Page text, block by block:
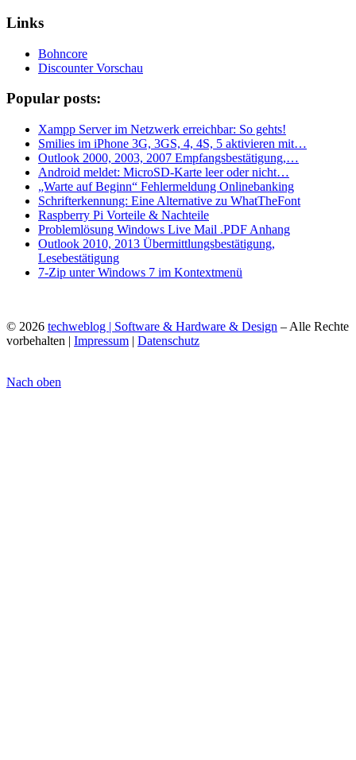
Links
Bohncore
Discounter Vorschau
Popular posts:
Xampp Server im Netzwerk erreichbar: So gehts!
Smilies im iPhone 3G, 3GS, 4, 4S, 5 aktivieren mit…
Outlook 2000, 2003, 2007 Empfangsbestätigung,…
Android meldet: MicroSD-Karte leer oder nicht…
„Warte auf Beginn“ Fehlermeldung Onlinebanking
Schrifterkennung: Eine Alternative zu WhatTheFont
Raspberry Pi Vorteile & Nachteile
Problemlösung Windows Live Mail .PDF Anhang
Outlook 2010, 2013 Übermittlungsbestätigung,
Lesebestätigung
7-Zip unter Windows 7 im Kontextmenü
© 2026 techweblog | Software & Hardware & Design – Alle Rechte
vorbehalten | Impressum | Datenschutz
Nach oben